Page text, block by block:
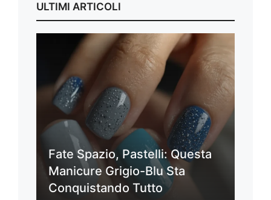
ULTIMI ARTICOLI
Fate Spazio, Pastelli: Questa
Manicure Grigio-Blu Sta
Conquistando Tutto